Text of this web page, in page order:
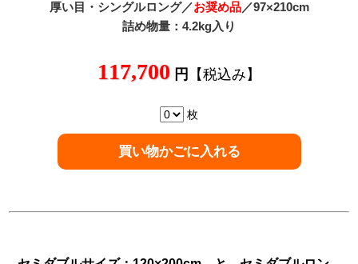
厚い目 ・シングルロング／お奨め品／97×210cm
詰め物量：4.2kg入り
117,700 円 【税込み】
枚